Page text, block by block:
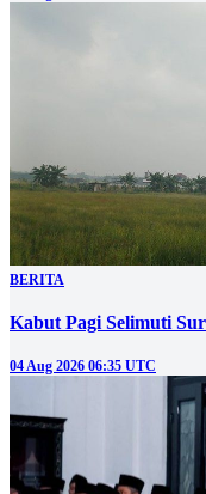
BERITA
Kabut Pagi Selimuti
04 Aug 2026 06:35 UTC